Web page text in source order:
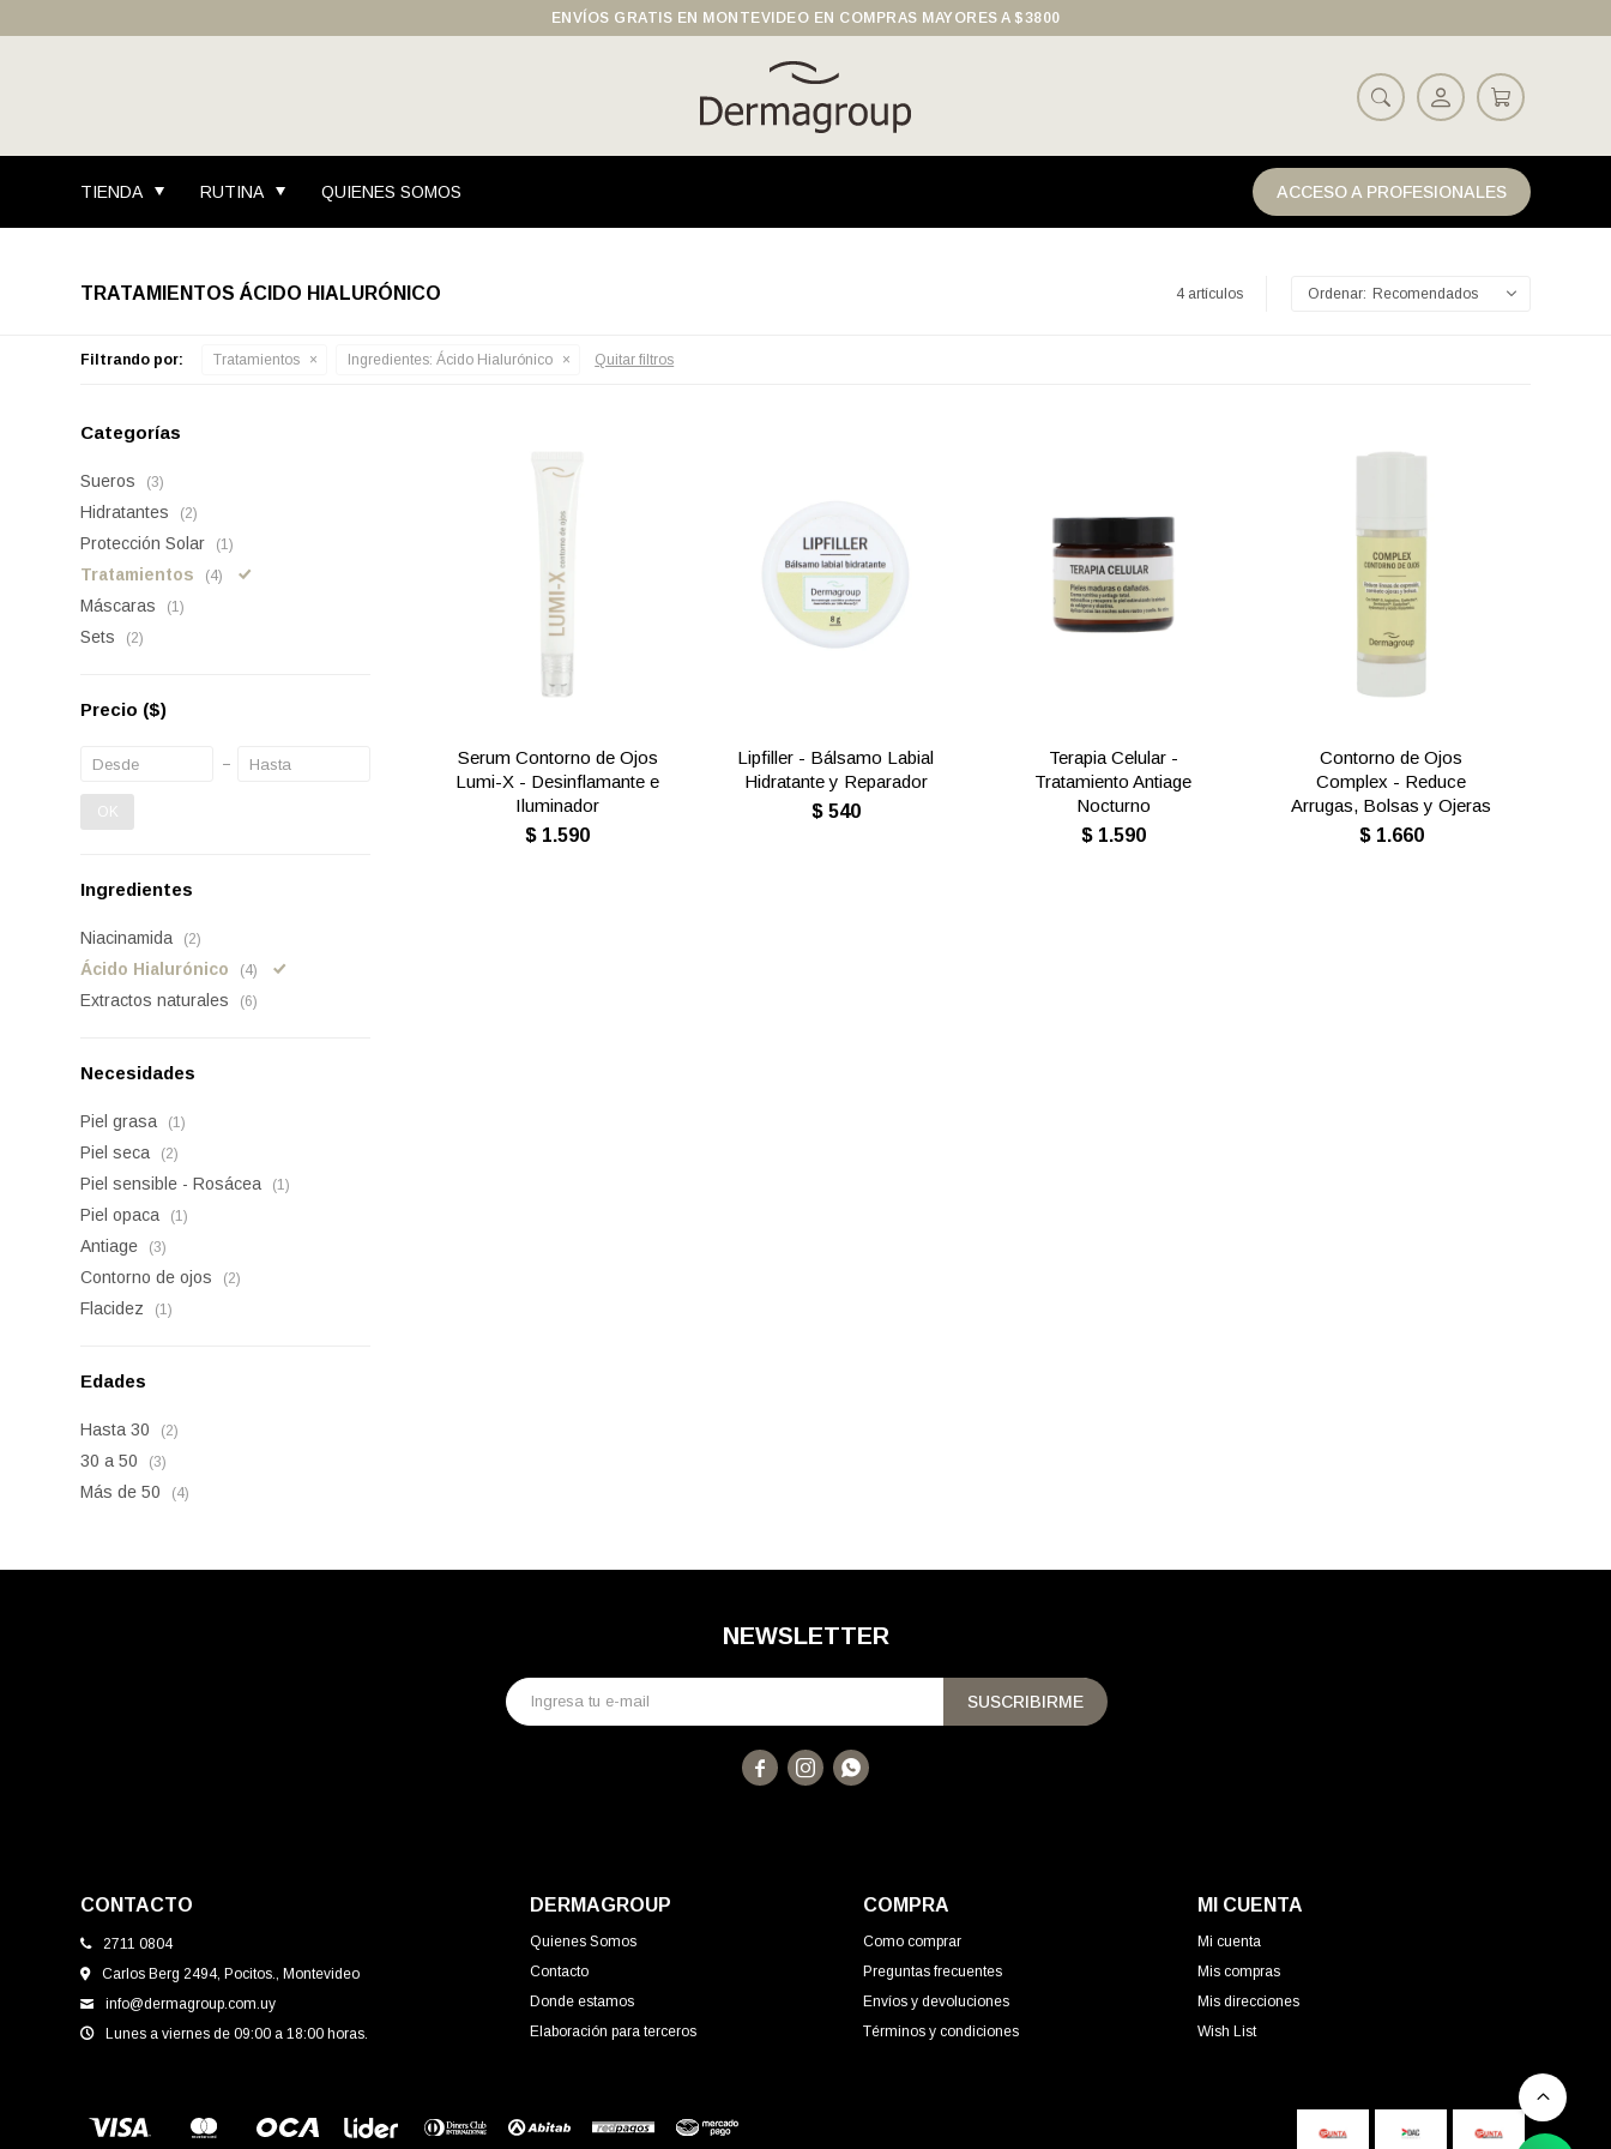
TIENDA RUTINA QUIENES SOMOS ACCESO A PROFESIONALES
ENVÍOS GRATIS EN MONTEVIDEO EN COMPRAS MAYORES A $3800
TRATAMIENTOS ÁCIDO HIALURÓNICO 4 artículos Recomendados
Filtrando por: Tratamientos Ingredientes: Ácido Hialurónico Quitar filtros
Serum Contorno de Ojos
Lumi-X - Desinflamante e
Iluminador
$ 1.590
Lipfiller - Bálsamo Labial
Hidratante y Reparador
$ 540
Terapia Celular -
Tratamiento Antiage
Nocturno
$ 1.590
Contorno de Ojos
Complex - Reduce
Arrugas, Bolsas y Ojeras
$ 1.660
Categorías
Sueros (3)
Hidratantes (2)
Protección Solar (1)
Tratamientos (4)
Máscaras (1)
Sets (2)
Precio ($)
OK
Ingredientes
Niacinamida (2)
Ácido Hialurónico (4)
Extractos naturales (6)
Necesidades
Piel grasa (1)
Piel seca (2)
Piel sensible - Rosácea (1)
Piel opaca (1)
Antiage (3)
Contorno de ojos (2)
Flacidez (1)
Edades
Hasta 30 (2)
30 a 50 (3)
Más de 50 (4)
CONTACTO
2711 0804
Carlos Berg 2494, Pocitos., Montevideo
info@dermagroup.com.uy
Lunes a viernes de 09:00 a 18:00 horas.
DERMAGROUP
Quienes Somos
Contacto
Donde estamos
Elaboración para terceros
COMPRA
Como comprar
Preguntas frecuentes
Envíos y devoluciones
Términos y condiciones
MI CUENTA
Mi cuenta
Mis compras
Mis direcciones
Wish List
NEWSLETTER
SUSCRIBIRME
  